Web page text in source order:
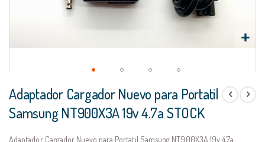
al
comienzo
de
Adaptador Cargador Nuevo para Portatil
Samsung NT900X3A 19v 4.7a STOCK
Adaptador Cargador Nuevo para Portatil Samsung NT900X3A 19v 4.7a